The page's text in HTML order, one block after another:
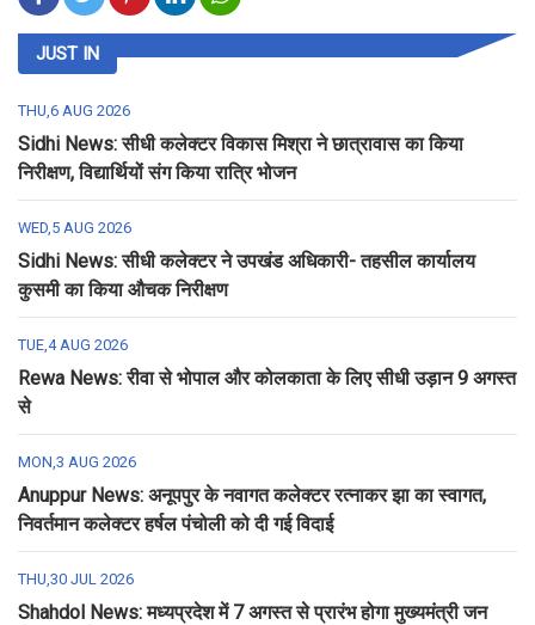
JUST IN
THU,6 AUG 2026
Sidhi News: सीधी कलेक्टर विकास मिश्रा ने छात्रावास का किया
निरीक्षण, विद्यार्थियों संग किया रात्रि भोजन
WED,5 AUG 2026
Sidhi News: सीधी कलेक्टर ने उपखंड अधिकारी- तहसील कार्यालय
कुसमी का किया औचक निरीक्षण
TUE,4 AUG 2026
Rewa News: रीवा से भोपाल और कोलकाता के लिए सीधी उड़ान 9 अगस्त
से
MON,3 AUG 2026
Anuppur News: अनूपपुर के नवागत कलेक्टर रत्नाकर झा का स्वागत,
निवर्तमान कलेक्टर हर्षल पंचोली को दी गई विदाई
THU,30 JUL 2026
Shahdol News: मध्यप्रदेश में 7 अगस्त से प्रारंभ होगा मुख्यमंत्री जन